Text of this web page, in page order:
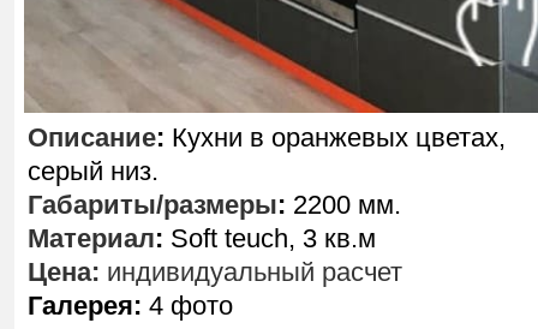
Описание: Кухни в оранжевых цветах,
серый низ.
Габариты/размеры: 2200 мм.
Материал: Soft teuch, 3 кв.м
Цена: индивидуальный расчет
Галерея: 4 фото